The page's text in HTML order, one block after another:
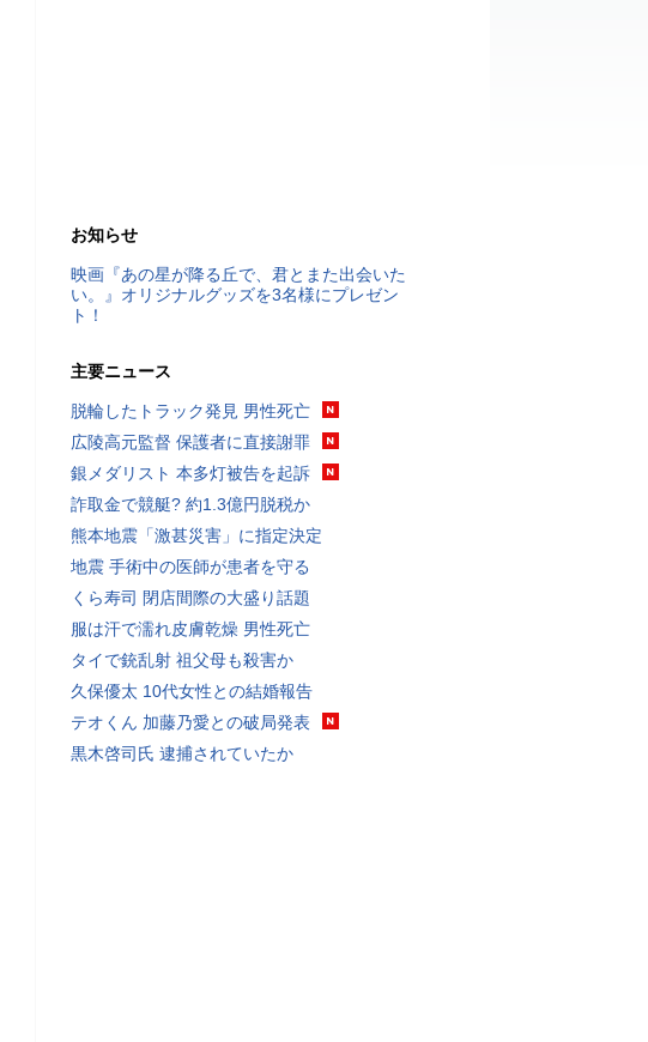
お知らせ
映画『あの星が降る丘で、君とまた出会いた
い。』オリジナルグッズを3名様にプレゼン
ト！
主要ニュース
脱輪したトラック発見 男性死亡
広陵高元監督 保護者に直接謝罪
銀メダリスト 本多灯被告を起訴
詐取金で競艇? 約1.3億円脱税か
熊本地震「激甚災害」に指定決定
地震 手術中の医師が患者を守る
くら寿司 閉店間際の大盛り話題
服は汗で濡れ皮膚乾燥 男性死亡
タイで銃乱射 祖父母も殺害か
久保優太 10代女性との結婚報告
テオくん 加藤乃愛との破局発表
黒木啓司氏 逮捕されていたか